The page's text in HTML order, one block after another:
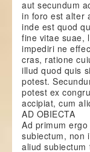
aut secundum
in foro est alter
inde est quod
fine vitae suae,
impediri ne
cras, ratione
illud quod quis
potest.
potest ex
accipiat, cum
AD OBIECTA
Ad primum
subiectum, non
aliud